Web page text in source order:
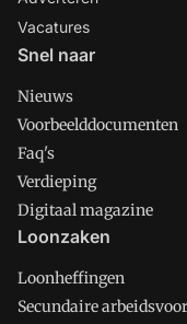
Vacatures
Snel naar
Nieuws
Voorbeelddocumenten
Faq's
Verdieping
Digitaal magazine
Loonzaken
Loonheffingen
Secundaire